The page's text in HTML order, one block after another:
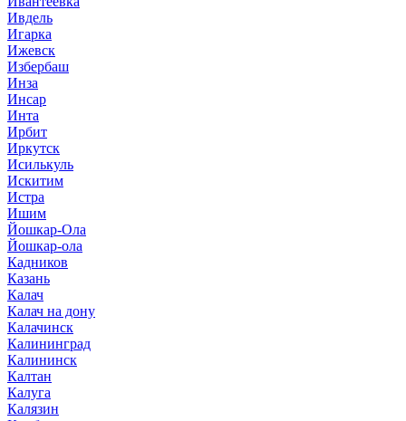
Ивдель
Игарка
Ижевск
Избербаш
Инза
Инсар
Инта
Ирбит
Иркутск
Исилькуль
Искитим
Истра
Ишим
Йошкар-Ола
Йошкар-ола
Кадников
Казань
Калач
Калач на дону
Калачинск
Калининград
Калининск
Калтан
Калуга
Калязин